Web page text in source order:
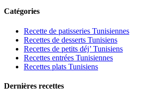
Catégories
Recette de patisseries Tunisiennes
Recettes de desserts Tunisiens
Recettes de petits déj’ Tunisiens
Recettes entrées Tunisiennes
Recettes plats Tunisiens
Dernières recettes